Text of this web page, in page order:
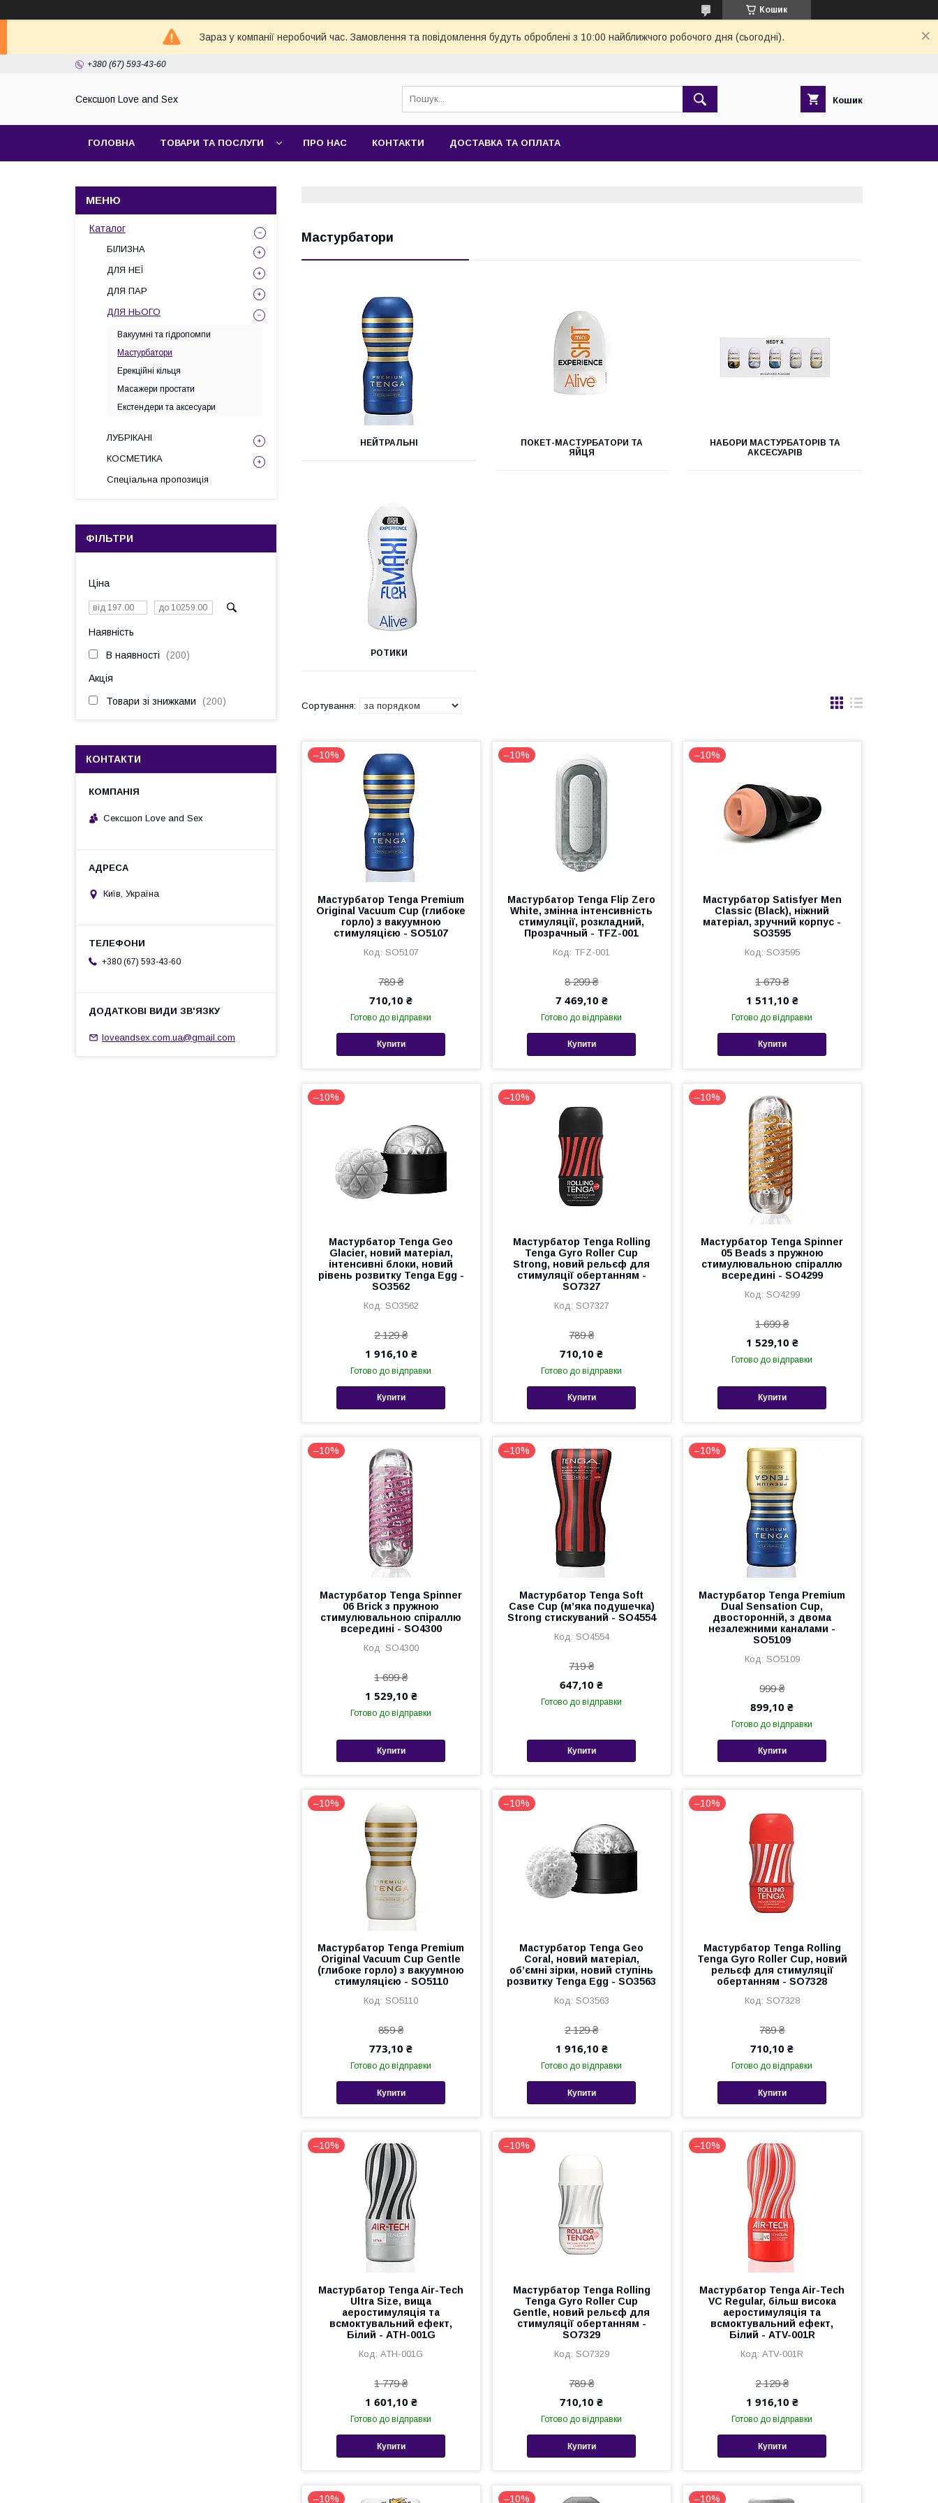
Кошик
Зараз у компанії неробочий час. Замовлення та повідомлення будуть оброблені з 10:00 найближчого робочого дня (сьогодні).
+380 (67) 593-43-60
Сексшоп Love and Sex Кошик
ГОЛОВНА ТОВАРИ ТА ПОСЛУГИ ПРО НАС КОНТАКТИ ДОСТАВКА ТА ОПЛАТА
Мастурбатори
НЕЙТРАЛЬНІ
ПОКЕТ-МАСТУРБАТОРИ ТА
ЯЙЦЯ
НАБОРИ МАСТУРБАТОРІВ ТА
АКСЕСУАРІВ
РОТИКИ
–10%
Мастурбатор Tenga Premium
Original Vacuum Cup (глибоке
горло) з вакуумною
стимуляцією - SO5107
SO5107
789 ₴
710,10 ₴
Готово до відправки
Купити
–10%
Мастурбатор Tenga Flip Zero
White, змінна інтенсивність
стимуляції, розкладний,
Прозрачный - TFZ-001
TFZ-001
8 299 ₴
7 469,10 ₴
Готово до відправки
Купити
–10%
Мастурбатор Satisfyer Men
Classic (Black), ніжний
матеріал, зручний корпус -
SO3595
SO3595
1 679 ₴
1 511,10 ₴
Готово до відправки
Купити
–10%
Мастурбатор Tenga Geo
Glacier, новий матеріал,
інтенсивні блоки, новий
рівень розвитку Tenga Egg -
SO3562
SO3562
2 129 ₴
1 916,10 ₴
Готово до відправки
Купити
–10%
Мастурбатор Tenga Rolling
Tenga Gyro Roller Cup
Strong, новий рельєф для
стимуляції обертанням -
SO7327
SO7327
789 ₴
710,10 ₴
Готово до відправки
Купити
–10%
Мастурбатор Tenga Spinner
05 Beads з пружною
стимулювальною спіраллю
всередині - SO4299
SO4299
1 699 ₴
1 529,10 ₴
Готово до відправки
Купити
–10%
Мастурбатор Tenga Spinner
06 Brick з пружною
стимулювальною спіраллю
всередині - SO4300
SO4300
1 699 ₴
1 529,10 ₴
Готово до відправки
Купити
–10%
Мастурбатор Tenga Soft
Case Cup (м’яка подушечка)
Strong стискуваний - SO4554
SO4554
719 ₴
647,10 ₴
Готово до відправки
Купити
–10%
Мастурбатор Tenga Premium
Dual Sensation Cup,
двосторонній, з двома
незалежними каналами -
SO5109
SO5109
999 ₴
899,10 ₴
Готово до відправки
Купити
–10%
Мастурбатор Tenga Premium
Original Vacuum Cup Gentle
(глибоке горло) з вакуумною
стимуляцією - SO5110
SO5110
859 ₴
773,10 ₴
Готово до відправки
Купити
–10%
Мастурбатор Tenga Geo
Coral, новий матеріал,
об’ємні зірки, новий ступінь
розвитку Tenga Egg - SO3563
SO3563
2 129 ₴
1 916,10 ₴
Готово до відправки
Купити
–10%
Мастурбатор Tenga Rolling
Tenga Gyro Roller Cup, новий
рельєф для стимуляції
обертанням - SO7328
SO7328
789 ₴
710,10 ₴
Готово до відправки
Купити
–10%
Мастурбатор Tenga Air-Tech
Ultra Size, вища
аеростимуляція та
всмоктувальний ефект,
Білий - ATH-001G
ATH-001G
1 779 ₴
1 601,10 ₴
Готово до відправки
Купити
–10%
Мастурбатор Tenga Rolling
Tenga Gyro Roller Cup
Gentle, новий рельєф для
стимуляції обертанням -
SO7329
SO7329
789 ₴
710,10 ₴
Готово до відправки
Купити
–10%
Мастурбатор Tenga Air-Tech
VC Regular, більш висока
аеростимуляція та
всмоктувальний ефект,
Білий - ATV-001R
ATV-001R
2 129 ₴
1 916,10 ₴
Готово до відправки
Купити
–10% –10% –10%
Каталог
БІЛИЗНА
ДЛЯ НЕЇ
ДЛЯ ПАР
ДЛЯ НЬОГО
Вакуумні та гідропомпи
Мастурбатори
Ерекційні кільця
Масажери простати
Екстендери та аксесуари
ЛУБРІКАНІ
КОСМЕТИКА
Спеціальна пропозиція
ФІЛЬТРИ
Ціна
Наявність
В наявності 200
Акція
Товари зі знижками 200
КОНТАКТИ
Сексшоп Love and Sex
Київ, Україна
+380 (67) 593-43-60
loveandsex.com.ua@gmail.com